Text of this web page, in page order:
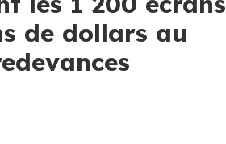
de dollars au